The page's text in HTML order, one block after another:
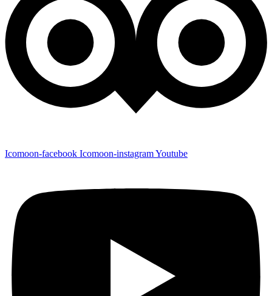
Icomoon-facebook Icomoon-instagramYoutube